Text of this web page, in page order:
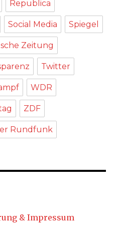
Republica
Social Media Spiegel
Zeitung
Twitter
WDR
ZDF
Rundfunk
& Impressum